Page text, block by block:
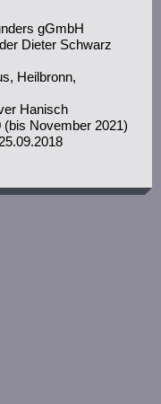
gGmbH
Dieter Schwarz
Heilbronn,
Hanisch
(bis November 2021)
25.09.2018